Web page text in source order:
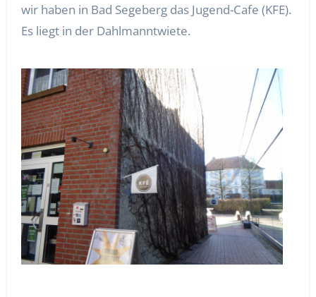
wir haben in Bad Segeberg das Jugend-Cafe (KFE).
Es liegt in der Dahlmanntwiete.